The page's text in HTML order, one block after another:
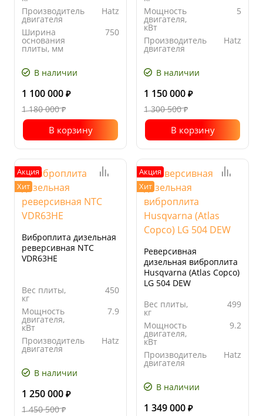
Производитель
двигателя
Hatz
Ширина
основания
плиты, мм
750
основания
плиты, мм
В наличии
1 100 000 ₽
1 180 000₽
В корзину
Мощность
двигателя,
кВт
5
Производитель
двигателя
Hatz
основания
плиты, мм
В наличии
1 150 000 ₽
1 300 500₽
В корзину
Акция
Хит
Виброплита дизельная
реверсивная NTC
VDR63HE
Вес плиты,
кг
450
Мощность
двигателя,
кВт
7.9
Производитель
двигателя
Hatz
основания
плиты, мм
В наличии
1 250 000 ₽
1 450 500₽
Акция
Хит
Реверсивная
дизельная виброплита
Husqvarna (Atlas Copco)
LG 504 DEW
Вес плиты,
кг
499
Мощность
двигателя,
кВт
9.2
Производитель
двигателя
Hatz
основания
плиты, мм
В наличии
1 349 000 ₽